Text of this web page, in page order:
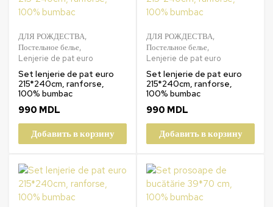
ДЛЯ РОЖДЕСТВА,
Постельное белье,
Lenjerie de pat euro
Set lenjerie de pat euro
215*240cm, ranforse,
100% bumbac
990 MDL
Добавить в корзину
ДЛЯ РОЖДЕСТВА,
Постельное белье,
Lenjerie de pat euro
Set lenjerie de pat euro
215*240cm, ranforse,
100% bumbac
990 MDL
Добавить в корзину